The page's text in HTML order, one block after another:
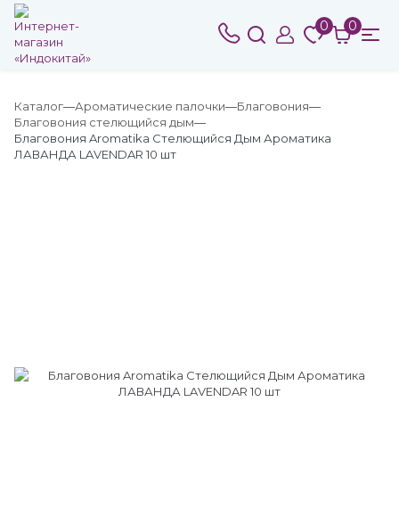
0 0
Каталог Ароматические палочки
Благовония
Благовония стелющийся дым
Благовония Aromatika Стелющийся Дым Ароматика
ЛАВАНДА LAVENDAR 10 шт